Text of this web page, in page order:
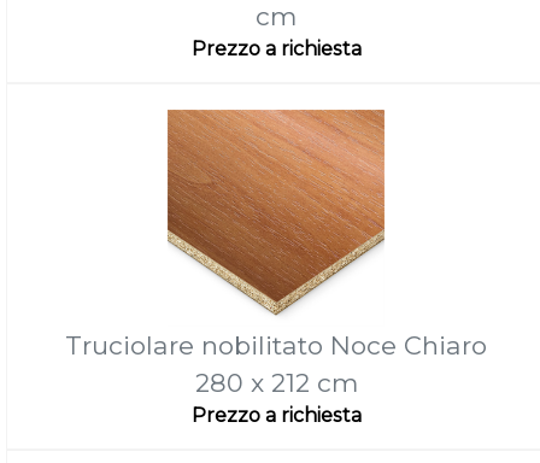
cm
Prezzo a richiesta
Truciolare nobilitato Noce Chiaro
280 x 212 cm
Prezzo a richiesta